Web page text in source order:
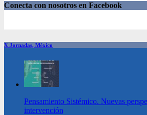
Conecta con nosotros en Facebook
X Jornadas, México
Pensamiento Sistémico. Nuevas
intervención